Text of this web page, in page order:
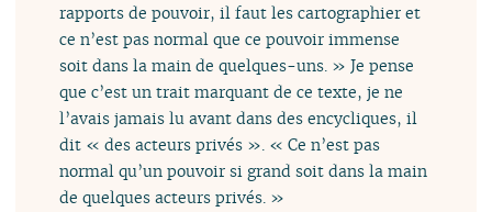
rapports de pouvoir, il faut les cartographier et
ce n’est pas normal que ce pouvoir immense
soit dans la main de quelques-uns. » Je pense
que c’est un trait marquant de ce texte, je ne
l’avais jamais lu avant dans des encycliques, il
dit « des acteurs privés ». « Ce n’est pas
normal qu’un pouvoir si grand soit dans la main
de quelques acteurs privés. »